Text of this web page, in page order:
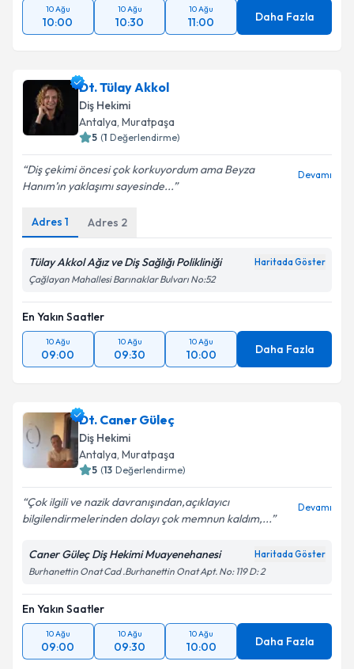
10 Ağu
10:00
10 Ağu
10:30
10 Ağu
11:00 Daha Fazla
Dt. Tülay Akkol
Diş Hekimi
Antalya, Muratpaşa
5 (1 Değerlendirme)
Diş çekimi öncesi çok korkuyordum ama Beyza
Hanım’ın yaklaşımı sayesinde...
Devamı
Adres 1 Adres 2
Tülay Akkol Ağız ve Diş Sağlığı Polikliniği Haritada Göster
Çağlayan Mahallesi Barınaklar Bulvarı No:52
En Yakın Saatler
10 Ağu
09:00
10 Ağu
09:30
10 Ağu
10:00 Daha Fazla
Dt. Caner Güleç
Diş Hekimi
Antalya, Muratpaşa
5 (13 Değerlendirme)
Çok ilgili ve nazik davranışından,açıklayıcı
bilgilendirmelerinden dolayı çok memnun kaldım,...
Devamı
Caner Güleç Diş Hekimi Muayenehanesi Haritada Göster
Burhanettin Onat Cad .Burhanettin Onat Apt. No: 119 D: 2
En Yakın Saatler
10 Ağu
09:00
10 Ağu
09:30
10 Ağu
10:00 Daha Fazla